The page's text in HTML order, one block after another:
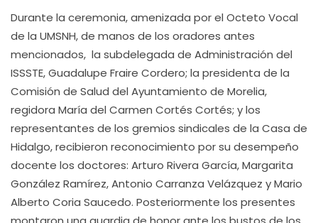
Durante la ceremonia, amenizada por el Octeto Vocal
de la UMSNH, de manos de los oradores antes
mencionados, la subdelegada de Administración del
ISSSTE, Guadalupe Fraire Cordero; la presidenta de la
Comisión de Salud del Ayuntamiento de Morelia,
regidora María del Carmen Cortés Cortés; y los
representantes de los gremios sindicales de la Casa de
Hidalgo, recibieron reconocimiento por su desempeño
docente los doctores: Arturo Rivera García, Margarita
González Ramírez, Antonio Carranza Velázquez y Mario
Alberto Coria Saucedo. Posteriormente los presentes